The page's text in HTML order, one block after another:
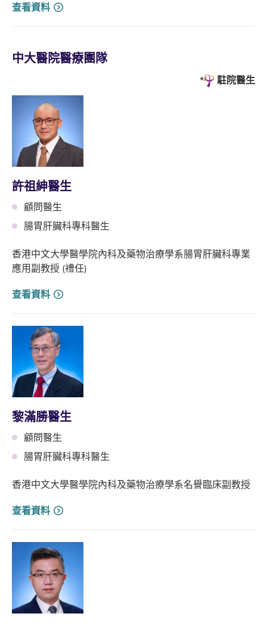
查看資料
中大醫院醫療團隊
駐院醫生
許祖紳醫生
顧問醫生
腸胃肝臟科專科醫生
香港中文大學醫學院內科及藥物治療學系腸胃肝臟科專業
應用副教授 (禮任)
查看資料
黎滿勝醫生
顧問醫生
腸胃肝臟科專科醫生
香港中文大學醫學院內科及藥物治療學系名譽臨床副教授
查看資料